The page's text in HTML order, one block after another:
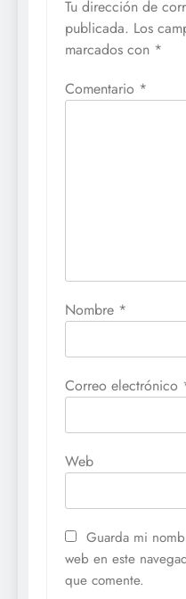
Tu dirección de
publicada. Los
marcados con *
Comentario *
Nombre *
Correo electrónico
Web
Guarda mi
web en este
que comente.